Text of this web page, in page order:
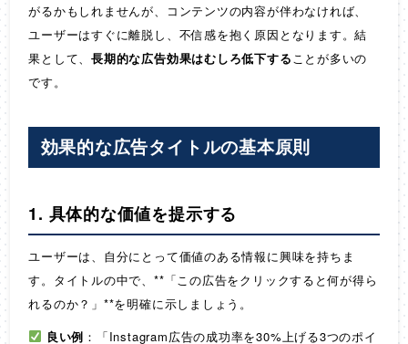
がるかもしれませんが、コンテンツの内容が伴わなければ、
ユーザーはすぐに離脱し、不信感を抱く原因となります。結
果として、長期的な広告効果はむしろ低下する ことが多いの
です。
効果的な広告タイトルの基本原則
1. 具体的な価値を提示する
ユーザーは、自分にとって価値のある情報に興味を持ちま
す。タイトルの中で、**「この広告をクリックすると何が得ら
れるのか？」**を明確に示しましょう。
良い例 ：「Instagram広告の成功率を30%上げる3つのポイ